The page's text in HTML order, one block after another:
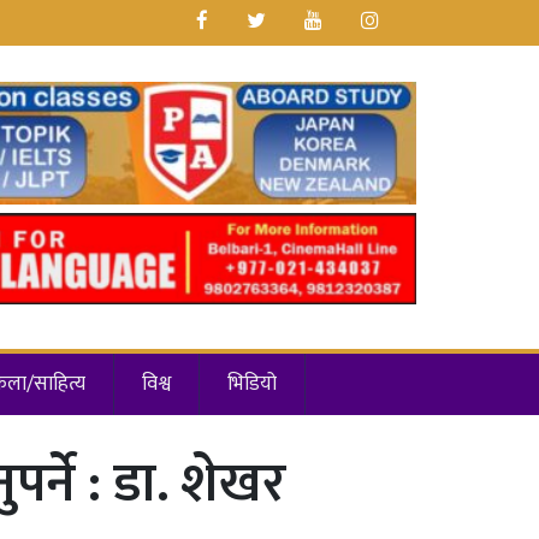
साहित्य विश्व भिडियो
: डा. शेखर